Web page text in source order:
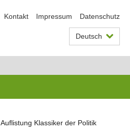
Kontakt Impressum Datenschutz
Deutsch
Auflistung Klassiker der Politik